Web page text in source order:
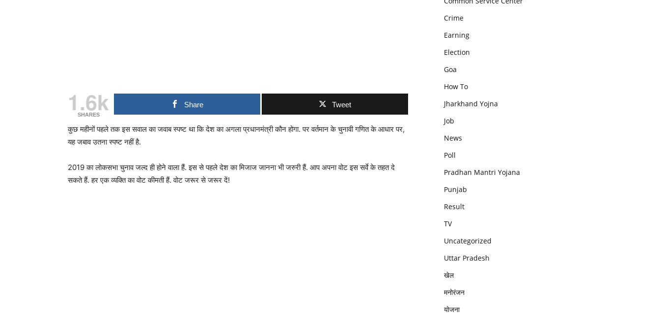
1.6k
SHARES
Share Tweet
कुछ महीनों पहले तक इस सवाल का जवाब स्पष्ट था कि देश का अगला प्रधानमंत्री कौन होगा. पर वर्तमान के चुनावी गणित के आधार पर,
यह जबाव उतना स्पष्ट नहीं है.
2019 का लोकसभा चुनाव जल्द ही होने वाला हैं. इस से पहले देश का मिजाज जानना भी जरुरी हैं. आप अपना वोट इस सर्वे के तहत दे
सकते हैं. हर एक व्यक्ति का वोट कीमती हैं. वोट जरूर से जरूर दें!
Crime
Earning
Election
Goa
How To
Jharkhand Yojna
Job
News
Poll
Pradhan Mantri Yojana
Punjab
Result
TV
Uncategorized
Uttar Pradesh
खेल
मनोरंजन
योजना